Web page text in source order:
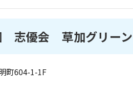
志優会 草加グリーン
町604-1-1F